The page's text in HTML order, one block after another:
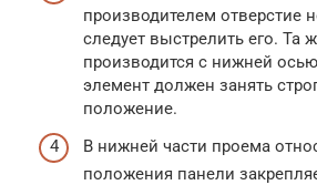
производителем отверстие
следует выстрелить его. Та
производится с нижней
элемент должен занять
положение.
В нижней части проема
положения панели